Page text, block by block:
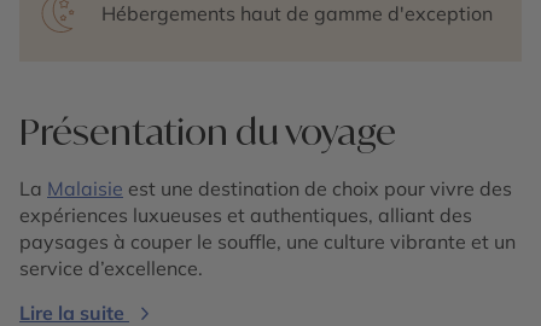
Hébergements haut de gamme d'exception
Présentation du voyage
La Malaisie est une destination de choix pour vivre des
expériences luxueuses et authentiques, alliant des
paysages à couper le souffle, une culture vibrante et un
service d’excellence.
Lire la suite